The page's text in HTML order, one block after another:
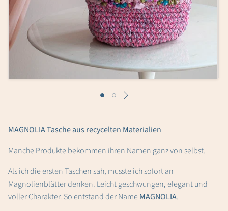
MAGNOLIA Tasche aus recycelten Materialien
Manche Produkte bekommen ihren Namen ganz von selbst.
Als ich die ersten Taschen sah, musste ich sofort an
Magnolienblätter denken. Leicht geschwungen, elegant und
voller Charakter. So entstand der Name MAGNOLIA.